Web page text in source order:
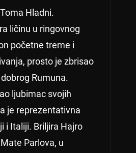
Hladni.
ličinu u ringovnog
početne treme i
prosto je zbrisao
Rumuna.
ljubimac svojih
je reprezentativna
i Italiji. Briljira Hajro
Parlova, u